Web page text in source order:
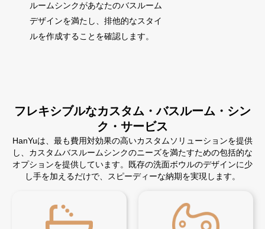
ルームシンクがあなたのバスルーム
デザインを満たし、排他的なスタイ
ルを作成することを確認します。
フレキシブルなカスタム・バスルーム・シン
ク・サービス
HanYuは、最も費用対効果の高いカスタムソリューションを提供
し、カスタムバスルームシンクのニーズを満たすための包括的な
オプションを提供しています。既存の洗面ボウルのデザインに少
し手を加えるだけで、スピーディーな納期を実現します。